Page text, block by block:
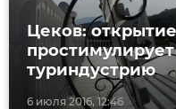
6 июля 2016, 12:46
Цеков:
туриндустрию